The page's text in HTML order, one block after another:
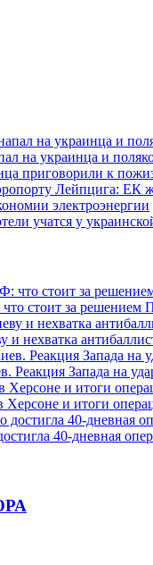
на украинца и
приговорили к
Лейпцига: ЕК
электроэнергии
учатся у
стоит за решением
и нехватка
Реакция Запада на
и итоги
40-дневная